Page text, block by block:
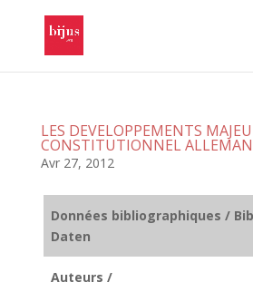
LES DEVELOPPEMENTS
CONSTITUTIONNEL
Avr 27, 2012
Données bibliographiques /
Daten
Auteurs /